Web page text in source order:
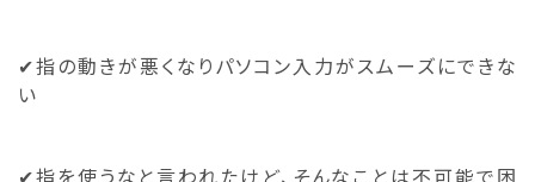
✔︎指の動きが悪くなりパソコン入力がスムーズにできな
い
✔︎指を使うなと言われたけど、そんなことは不可能で困